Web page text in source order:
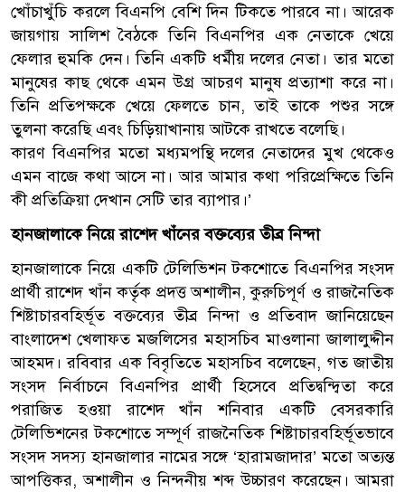
খোঁচাখুঁচি করলে বিএনপি বেশি দিন টিকতে পারবে না। আরেক
জায়গায় সালিশ বৈঠকে তিনি বিএনপির এক নেতাকে খেয়ে
ফেলার হুমকি দেন। তিনি একটি ধর্মীয় দলের নেতা। তার মতো
মানুষের কাছ থেকে এমন উগ্র আচরণ মানুষ প্রত্যাশা করে না।
তিনি প্রতিপক্ষকে খেয়ে ফেলতে চান, তাই তাকে পশুর সঙ্গে
তুলনা করেছি এবং চিড়িয়াখানায় আটকে রাখতে বলেছি।
কারণ বিএনপির মতো মধ্যমপন্থি দলের নেতাদের মুখ থেকেও
এমন বাজে কথা আসে না। আর আমার কথা পরিপ্রেক্ষিতে তিনি
কী প্রতিক্রিয়া দেখান সেটি তার ব্যাপার।’
হানজালাকে নিয়ে রাশেদ খাঁনের বক্তব্যের তীব্র নিন্দা
হানজালাকে নিয়ে একটি টেলিভিশন টকশোতে বিএনপির সংসদ
প্রার্থী রাশেদ খাঁন কর্তৃক প্রদত্ত অশালীন, কুরুচিপূর্ণ ও রাজনৈতিক
শিষ্টাচারবহির্ভূত বক্তব্যের তীব্র নিন্দা ও প্রতিবাদ জানিয়েছেন
বাংলাদেশ খেলাফত মজলিসের মহাসচিব মাওলানা জালালুদ্দীন
আহমদ। রবিবার এক বিবৃতিতে মহাসচিব বলেছেন, গত জাতীয়
সংসদ নির্বাচনে বিএনপির প্রার্থী হিসেবে প্রতিদ্বন্দ্বিতা করে
পরাজিত হওয়া রাশেদ খাঁন শনিবার একটি বেসরকারি
টেলিভিশনের টকশোতে সম্পূর্ণ রাজনৈতিক শিষ্টাচারবহির্ভূতভাবে
সংসদ সদস্য হানজালার নামের সঙ্গে ‘হারামজাদার’ মতো অত্যন্ত
আপত্তিকর, অশালীন ও নিন্দনীয় শব্দ উচ্চারণ করেছেন। আমরা